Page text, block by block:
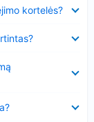
kortelės?